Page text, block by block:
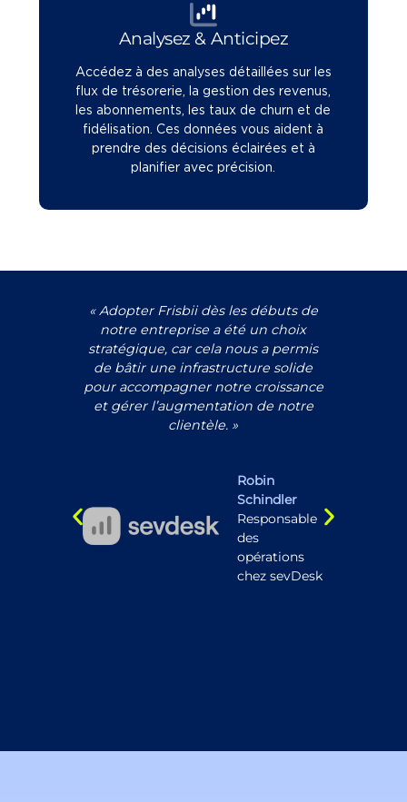
Analysez & Anticipez
Accédez à des analyses détaillées sur les
flux de trésorerie, la gestion des revenus,
les abonnements, les taux de churn et de
fidélisation. Ces données vous aident à
prendre des décisions éclairées et à
planifier avec précision.
« Adopter Frisbii dès les débuts de
notre entreprise a été un choix
stratégique, car cela nous a permis
de bâtir une infrastructure solide
pour accompagner notre croissance
et gérer l’augmentation de notre
clientèle. »
Robin
Schindler
Responsable
des
opérations
chez sevDesk